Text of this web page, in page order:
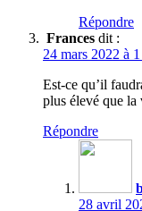
Répondre
Frances dit :
24 mars 2022 à
Est-ce qu’il
plus élevé que la
Répondre
28 avril